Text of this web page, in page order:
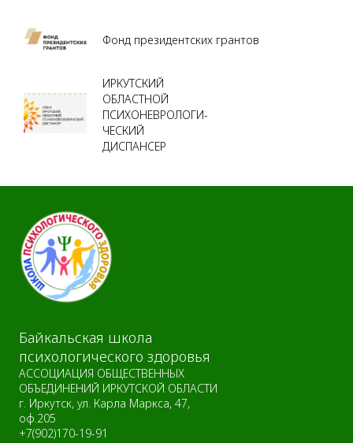
Фонд президентских грантов
ИРКУТСКИЙ
ОБЛАСТНОЙ
ПСИХОНЕВРОЛОГИ-
ЧЕСКИЙ
ДИСПАНСЕР
Байкальская школа
психологического здоровья
АССОЦИАЦИЯ ОБЩЕСТВЕННЫХ
ОБЪЕДИНЕНИЙ ИРКУТСКОЙ ОБЛАСТИ
г. Иркутск, ул. Карла Маркса, 47,
оф.205
+7(902)170-19-91